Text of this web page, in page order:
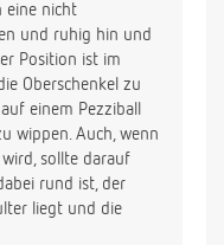
eine nicht
und ruhig hin und
Position ist im
Oberschenkel zu
einem Pezziball
wippen. Auch, wenn
sollte darauf
rund ist, der
liegt und die